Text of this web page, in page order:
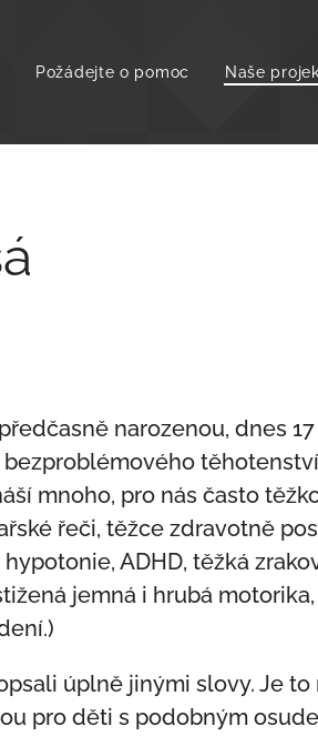
Požádejte o pomoc Naše
narozenou, dnes
mnoho, pro nás často
řeči, těžce zdravotně
ADHD, těžká
jemná i hrubá
úplně jinými slovy. Je
pro děti s podobným